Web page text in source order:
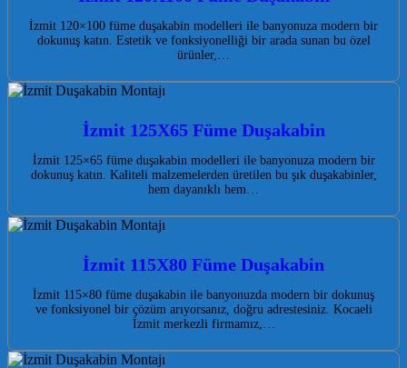
İzmit 120×100 füme duşakabin modelleri ile banyonuza modern bir
dokunuş katın. Estetik ve fonksiyonelliği bir arada sunan bu özel
ürünler,…
İzmit 125X65 Füme Duşakabin
İzmit 125×65 füme duşakabin modelleri ile banyonuza modern bir
dokunuş katın. Kaliteli malzemelerden üretilen bu şık duşakabinler,
hem dayanıklı hem…
İzmit 115X80 Füme Duşakabin
İzmit 115×80 füme duşakabin ile banyonuzda modern bir dokunuş
ve fonksiyonel bir çözüm arıyorsanız, doğru adrestesiniz. Kocaeli
İzmit merkezli firmamız,…